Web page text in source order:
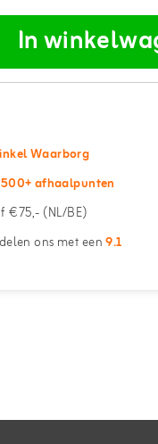
In
Waarborg
afhaalpunten
€75,- (NL/BE)
ons met een9.1